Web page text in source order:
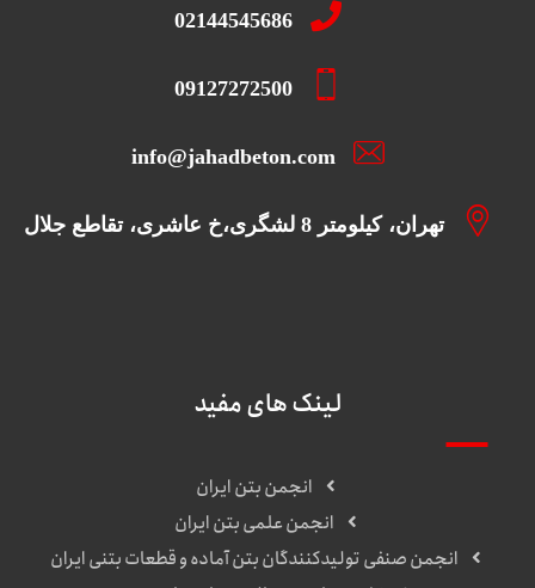
02144545686
09127272500
info@jahadbeton.com
تهران، کیلومتر 8 لشگری،خ عاشری، تقاطع جلال
لینک های مفید
انجمن بتن ایران
انجمن علمی بتن ایران
انجمن صنفی تولیدکنندگان بتن آماده و قطعات بتنی ایران